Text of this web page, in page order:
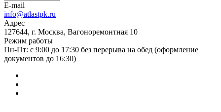
E-mail
info@atlastpk.ru
Адрес
127644, г. Москва, Вагоноремонтная 10
Режим работы
Пн-Пт: с 9:00 до 17:30 без перерыва на обед (оформление
документов до 16:30)